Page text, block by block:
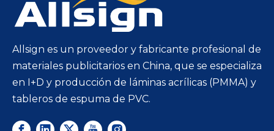
Allsign es un proveedor y fabricante profesional de
materiales publicitarios en China, que se especializa
en I+D y producción de láminas acrílicas (PMMA) y
tableros de espuma de PVC.